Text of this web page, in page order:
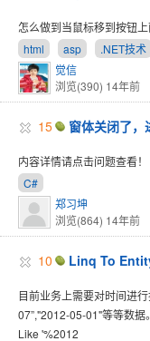
怎么做到当鼠标移到按钮
html
asp .NET技术
觉信
浏览(390) 14年前
15 窗体关闭了，
内容详情请点击问题查看！
C#
郑习坤
浏览(864) 14年前
10 Linq To
目前业务上需要对时间进
07”,"2012-05-01"等等数
Like '%2012